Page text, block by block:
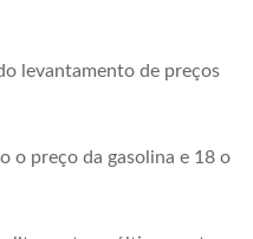
levantamento de preços
o preço da gasolina e 18 o